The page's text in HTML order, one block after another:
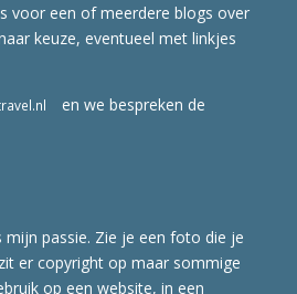
voor een of meerdere blogs over
keuze, eventueel met linkjes
en we bespreken de
mijn passie. Zie je een foto die je
er copyright op maar sommige
op een website, in een